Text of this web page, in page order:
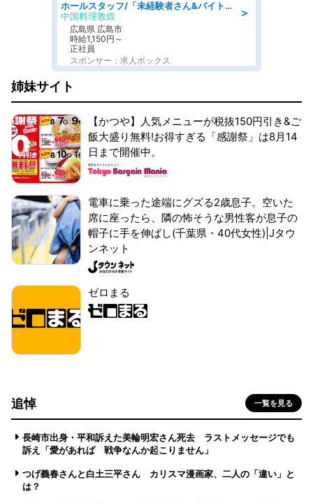
＞
ホールスタッフ/「未経験者さん&バイトデビューも大歓迎」残業ほぼなし×1日3時間〜勤務OK!フォロー体制も充実/広島県/広島市南区
中国料理敦煌
広島県 広島市
時給1,150円～
正社員
スポンサー：求人ボックス
姉妹サイト
【かつや】人気メニューが税抜150円引き&ご
飯大盛り無料!お得すぎる「感謝祭」は8月14
日まで開催中。
電車に乗った途端にグズる2歳息子。空いた
席に座ったら、隣の怖そうな男性客が息子の
帽子に手を伸ばし(千葉県・40代女性)|Jタウ
ンネット
ゼロまる
追悼 一覧を見る
長崎市出身・平和訴えた美輪明宏さん死去 ラストメッセージでも
訴え「愛があれば 戦争なんか起こりません」
つげ義春さんと白土三平さん カリスマ漫画家、二人の「違い」と
は？